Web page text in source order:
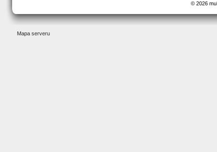
© 2026
Mapa serveru